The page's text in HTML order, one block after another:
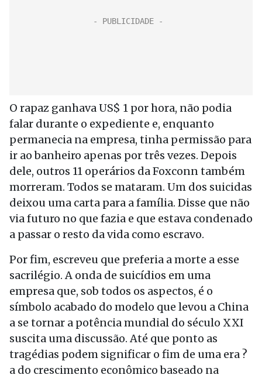
O rapaz ganhava US$ 1 por hora, não podia
falar durante o expediente e, enquanto
permanecia na empresa, tinha permissão para
ir ao banheiro apenas por três vezes. Depois
dele, outros 11 operários da Foxconn também
morreram. Todos se mataram. Um dos suicidas
deixou uma carta para a família. Disse que não
via futuro no que fazia e que estava condenado
a passar o resto da vida como escravo.
Por fim, escreveu que preferia a morte a esse
sacrilégio. A onda de suicídios em uma
empresa que, sob todos os aspectos, é o
símbolo acabado do modelo que levou a China
a se tornar a potência mundial do século XXI
suscita uma discussão. Até que ponto as
tragédias podem significar o fim de uma era ?
a do crescimento econômico baseado na